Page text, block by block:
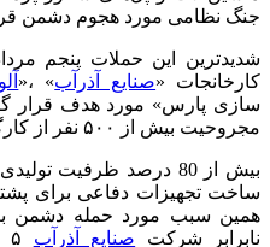
جنگ نظامی مورد هجوم دشمن
کارخانجات «صنایع آذرآب» ،«
مجروحیت بیش از ۵۰۰ نفر از کارگران اراکی شد.
بیش از 80 درصد ظرفیت تولیدی شرکت
ساخت تجهیزات دفاعی برای
همین سبب مورد حمله دشمن
نابرابر شرکت صنایع آذرآب